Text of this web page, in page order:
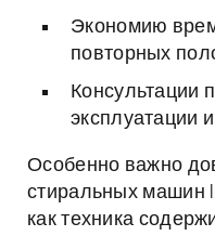
Экономию
повторных
Консультации
эксплуатации
Особенно важно
стиральных машин
как техника